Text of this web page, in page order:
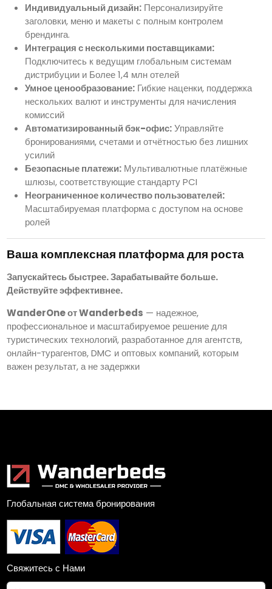
Индивидуальный дизайн: Персонализируйте
заголовки, меню и макеты с полным контролем
брендинга.
Интеграция с несколькими поставщиками:
Подключитесь к ведущим глобальным системам
дистрибуции и Более 1,4 млн отелей
Умное ценообразование: Гибкие наценки, поддержка
нескольких валют и инструменты для начисления
комиссий
Автоматизированный бэк-офис:Управляйте
бронированиями, счетами и отчётностью без лишних
усилий
Безопасные платежи: Мультивалютные платёжные
шлюзы, соответствующие стандарту PCI
Неограниченное количество пользователей:
Масштабируемая платформа с доступом на основе
ролей
Ваша комплексная платформа для роста
Запускайтесь быстрее. Зарабатывайте больше.
Действуйте эффективнее.
WanderOne от Wanderbeds — надежное,
профессиональное и масштабируемое решение для
туристических технологий, разработанное для агентств,
онлайн-турагентов, DMC и оптовых компаний, которым
важен результат, а не задержки
Глобальная система бронирования
Свяжитесь с Нами